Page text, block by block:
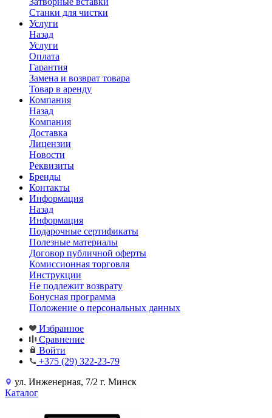
Станки для чистки
Услуги
Назад
Услуги
Оплата
Гарантия
Замена и возврат товара
Товар в аренду
Компания
Назад
Компания
Доставка
Лицензии
Новости
Реквизиты
Бренды
Контакты
Информация
Назад
Информация
Подарочные сертификаты
Полезные материалы
Договор публичной оферты
Комиссионная торговля
Инструкции
Не подлежит возврату
Бонусная программа
Положение о персональных данных
Избранное
Сравнение
Войти
+375 (29) 322-23-79
ул. Инженерная, 7/2 г. Минск
Каталог